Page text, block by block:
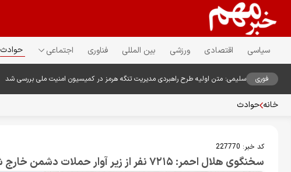
سیاسی اقتصادی ورزشی بین المللی فناوری اجتماعی حوادث
فوری سلیمی: متن اولیه طرح راهبردی مدیریت تنگه هرمز در کمیسیون امنیت ملی بررسی شد
خانه حوادث
کد خبر: 227770
سخنگوی هلال احمر: ۷۲۱۵ نفر از زیر آوار حملات دشمن خارج شدند